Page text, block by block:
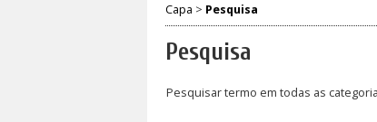
Capa > Pesquisa
Pesquisa
Pesquisar termo em todas as